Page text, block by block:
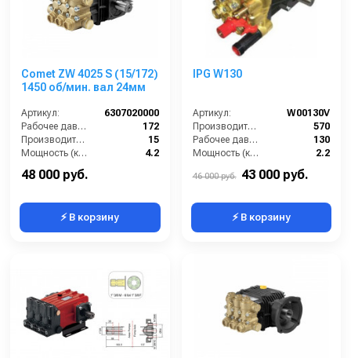
Comet ZW 4025 S (15/172)
1450 об/мин. вал 24мм
Артикул:
6307020000
Рабочее давление (бар):
172
Производительность (л/мин):
15
Мощность (кВт):
4.2
48 000 руб.
⚡ В корзину
IPG W130
Артикул:
W00130V
Производительность (л/ч):
570
Рабочее давление (бар):
130
Мощность (кВт):
2.2
46 000 руб. 43 000 руб.
⚡ В корзину